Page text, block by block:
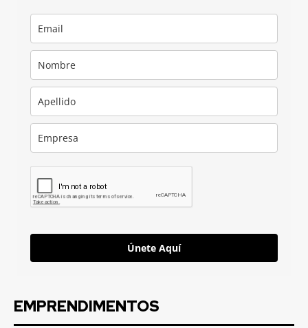
Únete Aquí
EMPRENDIMENTOS